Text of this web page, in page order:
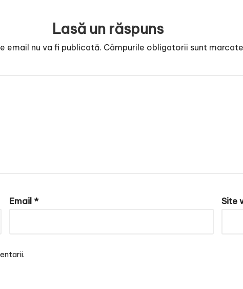
Lasă un răspuns
email nu va fi publicată. Câmpurile obligatorii sunt
Email * Site